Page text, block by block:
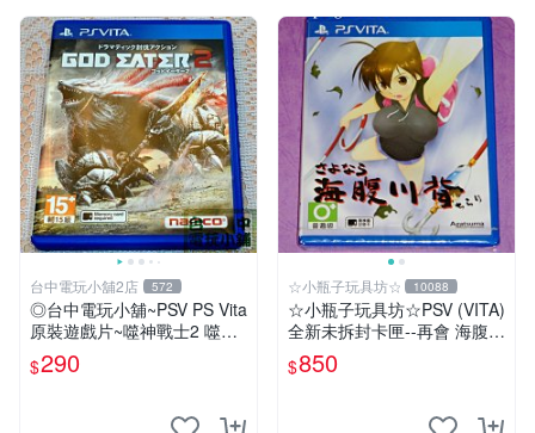
台中電玩小舖2店 572
◎台中電玩小舖~PSV PS Vita
原裝遊戲片~噬神戰士2 噬神
者2 ~290
$290
☆小瓶子玩具坊☆ 10088
☆小瓶子玩具坊☆PSV (VITA)
全新未拆封卡匣--再會 海腹川
背 閃
$850